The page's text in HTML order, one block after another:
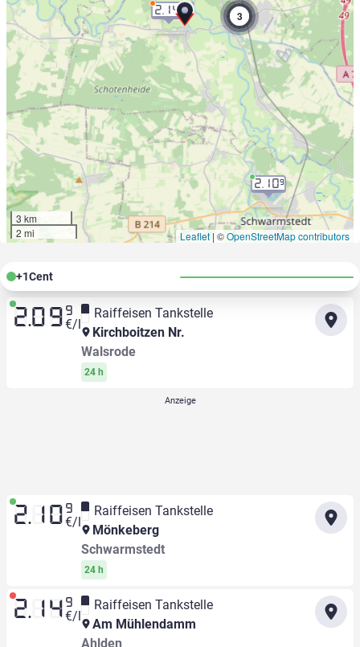
2.109
2.14 9
3
3 km
2 mi
Leaflet | ©OpenStreetMap contributors
+1Cent
2.09 9
€/l
Raiffeisen Tankstelle
Kirchboitzen Nr.
Walsrode
24 h
2.10 9
€/l
Raiffeisen Tankstelle
Mönkeberg
Schwarmstedt
24 h
2.14 9
€/l
Raiffeisen Tankstelle
Am Mühlendamm
Ahlden